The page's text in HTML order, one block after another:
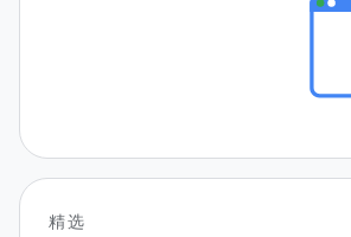
精选